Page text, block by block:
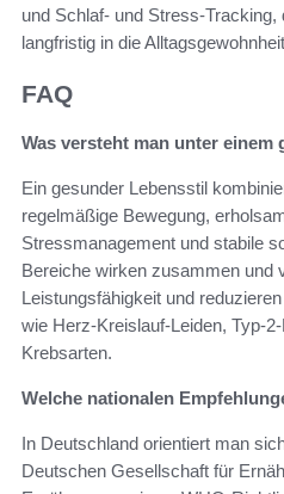
und Schlaf- und Stress-Tracking,
langfristig in die
FAQ
Was versteht man unter einem
Ein gesunder Lebensstil
regelmäßige Bewegung,
Stressmanagement und stabile
Bereiche wirken zusammen und
Leistungsfähigkeit und
wie Herz-Kreislauf-Leiden,
Krebsarten.
Welche nationalen
In Deutschland orientiert man
Deutschen Gesellschaft für